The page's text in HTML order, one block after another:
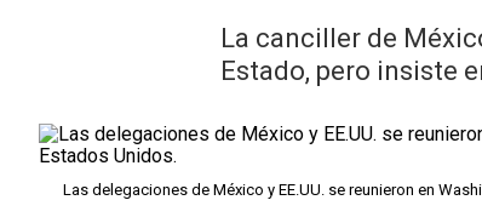
La canciller de
Estado, pero insiste
Las delegaciones de México y EE.UU. se reunieron en